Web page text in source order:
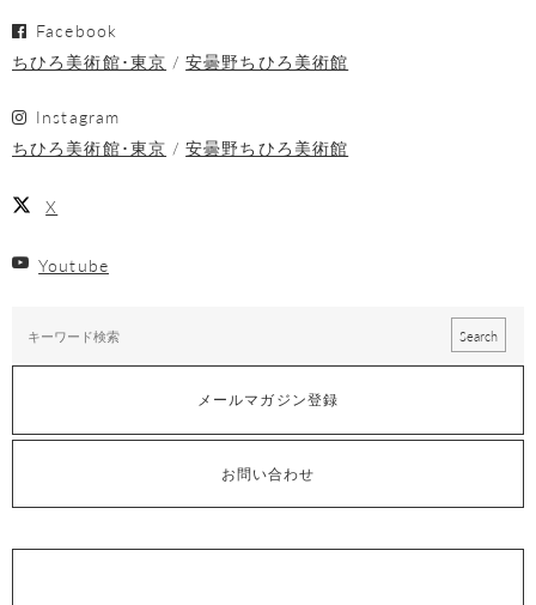
Facebook
ちひろ美術館･東京
安曇野ちひろ美術館
Instagram
ちひろ美術館･東京
安曇野ちひろ美術館
X
Youtube
メールマガジン登録
お問い合わせ